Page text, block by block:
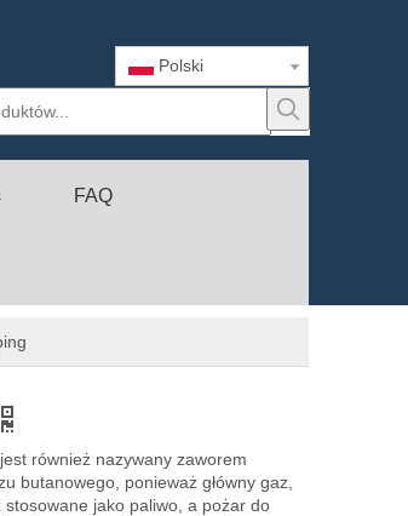
Polski
FAQ
również nazywany zaworem
butanowego, ponieważ główny gaz,
jako paliwo, a pożar do